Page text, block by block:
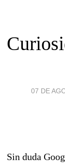
07 DE
Sin duda